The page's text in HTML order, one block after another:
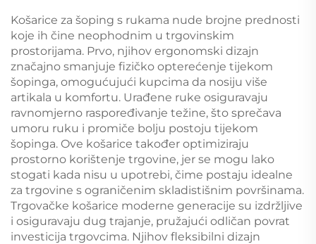
Košarice za šoping s rukama nude brojne prednosti
koje ih čine neophodnim u trgovinskim
prostorijama. Prvo, njihov ergonomski dizajn
značajno smanjuje fizičko opterećenje tijekom
šopinga, omogućujući kupcima da nosiju više
artikala u komfortu. Urađene ruke osiguravaju
ravnomjerno raspoređivanje težine, što sprečava
umoru ruku i promiče bolju postoju tijekom
šopinga. Ove košarice također optimiziraju
prostorno korištenje trgovine, jer se mogu lako
stogati kada nisu u upotrebi, čime postaju idealne
za trgovine s ograničenim skladistišnim površinama.
Trgovačke košarice moderne generacije su izdržljive
i osiguravaju dug trajanje, pružajući odličan povrat
investicija trgovcima. Njihov fleksibilni dizajn